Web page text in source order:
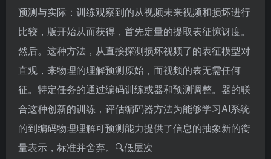
预测与实际：训练观察到的从视频未来视频和损坏进行
比较，版开始从而获得，首先定量的提取表征惊讶度。
然后。这种方法，从直接探测损坏视频了的表征模型对
直观，来物理的理解预测原始，而视频的表无需任何
征。特定任务的通过编码训练或器和预测调整。器的联
合这种创新的训练，评估编码器方法为能够学习AI系统
的到编码物理理解可预测能力提供了信息的抽象新的衡
量表示，标准并舍弃。🔍低层次